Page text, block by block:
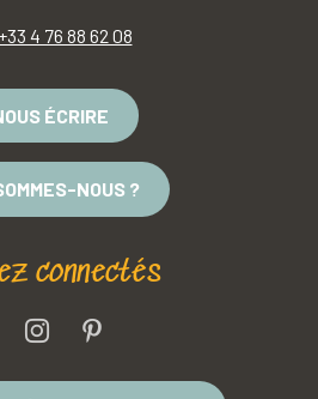
+33 4 76 88 62 08
ÉCRIRE
NOUS ?
connectés